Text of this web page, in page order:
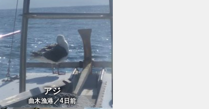
アジ
曲木漁港／4日前